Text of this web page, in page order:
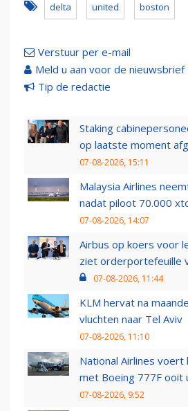
delta united boston
Verstuur per e-mail
Meld u aan voor de nieuwsbrief
Tip de redactie
Staking
op laatste moment
07-08-2026, 15:11
Malaysia Airlines
nadat piloot 70.000
07-08-2026, 14:07
Airbus op koers voor
ziet orderportefeuille
07-08-2026, 11:44
KLM hervat na
vluchten naar Tel Aviv
07-08-2026, 11:10
National Airlines
met Boeing 777F ooit
07-08-2026, 9:52